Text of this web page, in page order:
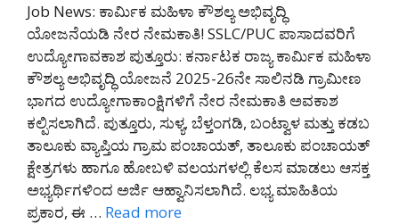
Job News: ಕಾರ್ಮಿಕ ಮಹಿಳಾ ಕೌಶಲ್ಯ ಅಭಿವೃದ್ಧಿ
ಯೋಜನೆಯಡಿ ನೇರ ನೇಮಕಾತಿ! SSLC/PUC ಪಾಸಾದವರಿಗೆ
ಉದ್ಯೋಗಾವಕಾಶ ಪುತ್ತೂರು: ಕರ್ನಾಟಕ ರಾಜ್ಯ ಕಾರ್ಮಿಕ ಮಹಿಳಾ
ಕೌಶಲ್ಯ ಅಭಿವೃದ್ಧಿ ಯೋಜನೆ 2025-26ನೇ ಸಾಲಿನಡಿ ಗ್ರಾಮೀಣ
ಭಾಗದ ಉದ್ಯೋಗಾಕಾಂಕ್ಷಿಗಳಿಗೆ ನೇರ ನೇಮಕಾತಿ ಅವಕಾಶ
ಕಲ್ಪಿಸಲಾಗಿದೆ. ಪುತ್ತೂರು, ಸುಳ್ಯ, ಬೆಳ್ತಂಗಡಿ, ಬಂಟ್ವಾಳ ಮತ್ತು ಕಡಬ
ತಾಲೂಕು ವ್ಯಾಪ್ತಿಯ ಗ್ರಾಮ ಪಂಚಾಯತ್, ತಾಲೂಕು ಪಂಚಾಯತ್
ಕ್ಷೇತ್ರಗಳು ಹಾಗೂ ಹೋಬಳಿ ವಲಯಗಳಲ್ಲಿ ಕೆಲಸ ಮಾಡಲು ಆಸಕ್ತ
ಅಭ್ಯರ್ಥಿಗಳಿಂದ ಅರ್ಜಿ ಆಹ್ವಾನಿಸಲಾಗಿದೆ. ಲಭ್ಯ ಮಾಹಿತಿಯ
ಪ್ರಕಾರ, ಈ … Read more